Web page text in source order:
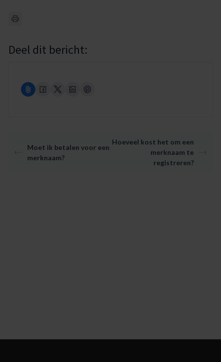
Verstuur mijn aanvraag
Stuur mijn vraag
Ik wil meer informatie
Deel dit bericht:
Moet ik betalen voor een
merknaam?
Hoeveel kost het om een
merknaam te
registreren?